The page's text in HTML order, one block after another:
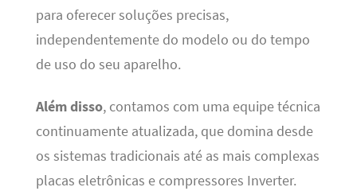
para oferecer soluções precisas,
independentemente do modelo ou do tempo
de uso do seu aparelho.
Além disso, contamos com uma equipe técnica
continuamente atualizada, que domina desde
os sistemas tradicionais até as mais complexas
placas eletrônicas e compressores Inverter.